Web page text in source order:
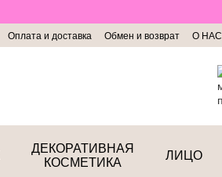
Оплата и доставка Обмен и возврат О НАС
ДЕКОРАТИВНАЯ
КОСМЕТИКА
ЛИЦО